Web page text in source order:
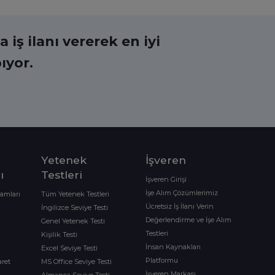
iş ilanı vererek en iyi
Yetenek
Testleri
Tüm Yetenek Testleri
İngilizce Seviye Testi
Genel Yetenek Testi
Kişilik Testi
Excel Seviye Testi
MS Office Seviye Testi
İşveren
İşveren Girişi
İşe Alım Çözümlerimiz
Ücretsiz İş İlanı Verin
Değerlendirme ve İşe Alım
Testleri
İnsan Kaynakları
Platformu